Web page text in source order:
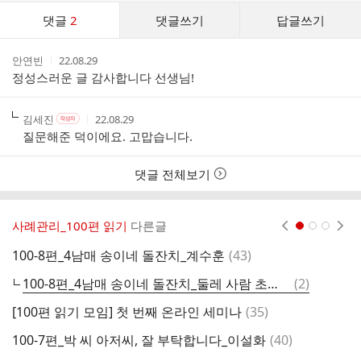
댓글 2 댓글쓰기 답글쓰기
스
작
성
자
안연빈
작
성
시
간
22.08.29
정성스러운 글 감사합니다 선생님!
작
성
자
김세진 작
성
자
본
부
작
성
자
작
성
시
간
22.08.29
질문해준 덕이에요. 고맙습니다.
댓글 전체보기
사례관리_100편 읽기 다른글
100-8편_4남매 송이네 돌잔치_계수훈 댓
(43)
100-8편_4남매 송이네 돌잔치_둘레 사람 초대에 관한 질문
댓
글
(2)
[100편 읽기 모임] 첫 번째 온라인 세미나 댓
(35)
100-7편_박 씨 아저씨, 잘 부탁합니다_이설화 댓
(40)